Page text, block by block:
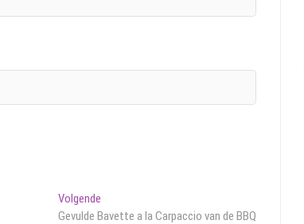
Volgende
bericht:
Gevulde Bavette a la Carpaccio van de BBQ